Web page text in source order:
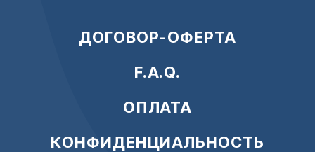
ДОГОВОР-ОФЕРТА
F.A.Q.
ОПЛАТА
КОНФИДЕНЦИАЛЬНОСТЬ